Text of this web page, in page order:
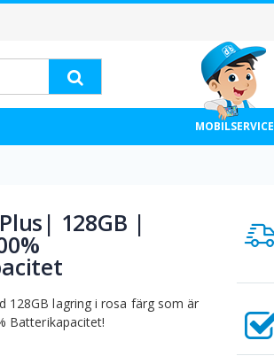
MOBILSERVICE
128GB |
128GB lagring i rosa färg som är
Batterikapacitet!